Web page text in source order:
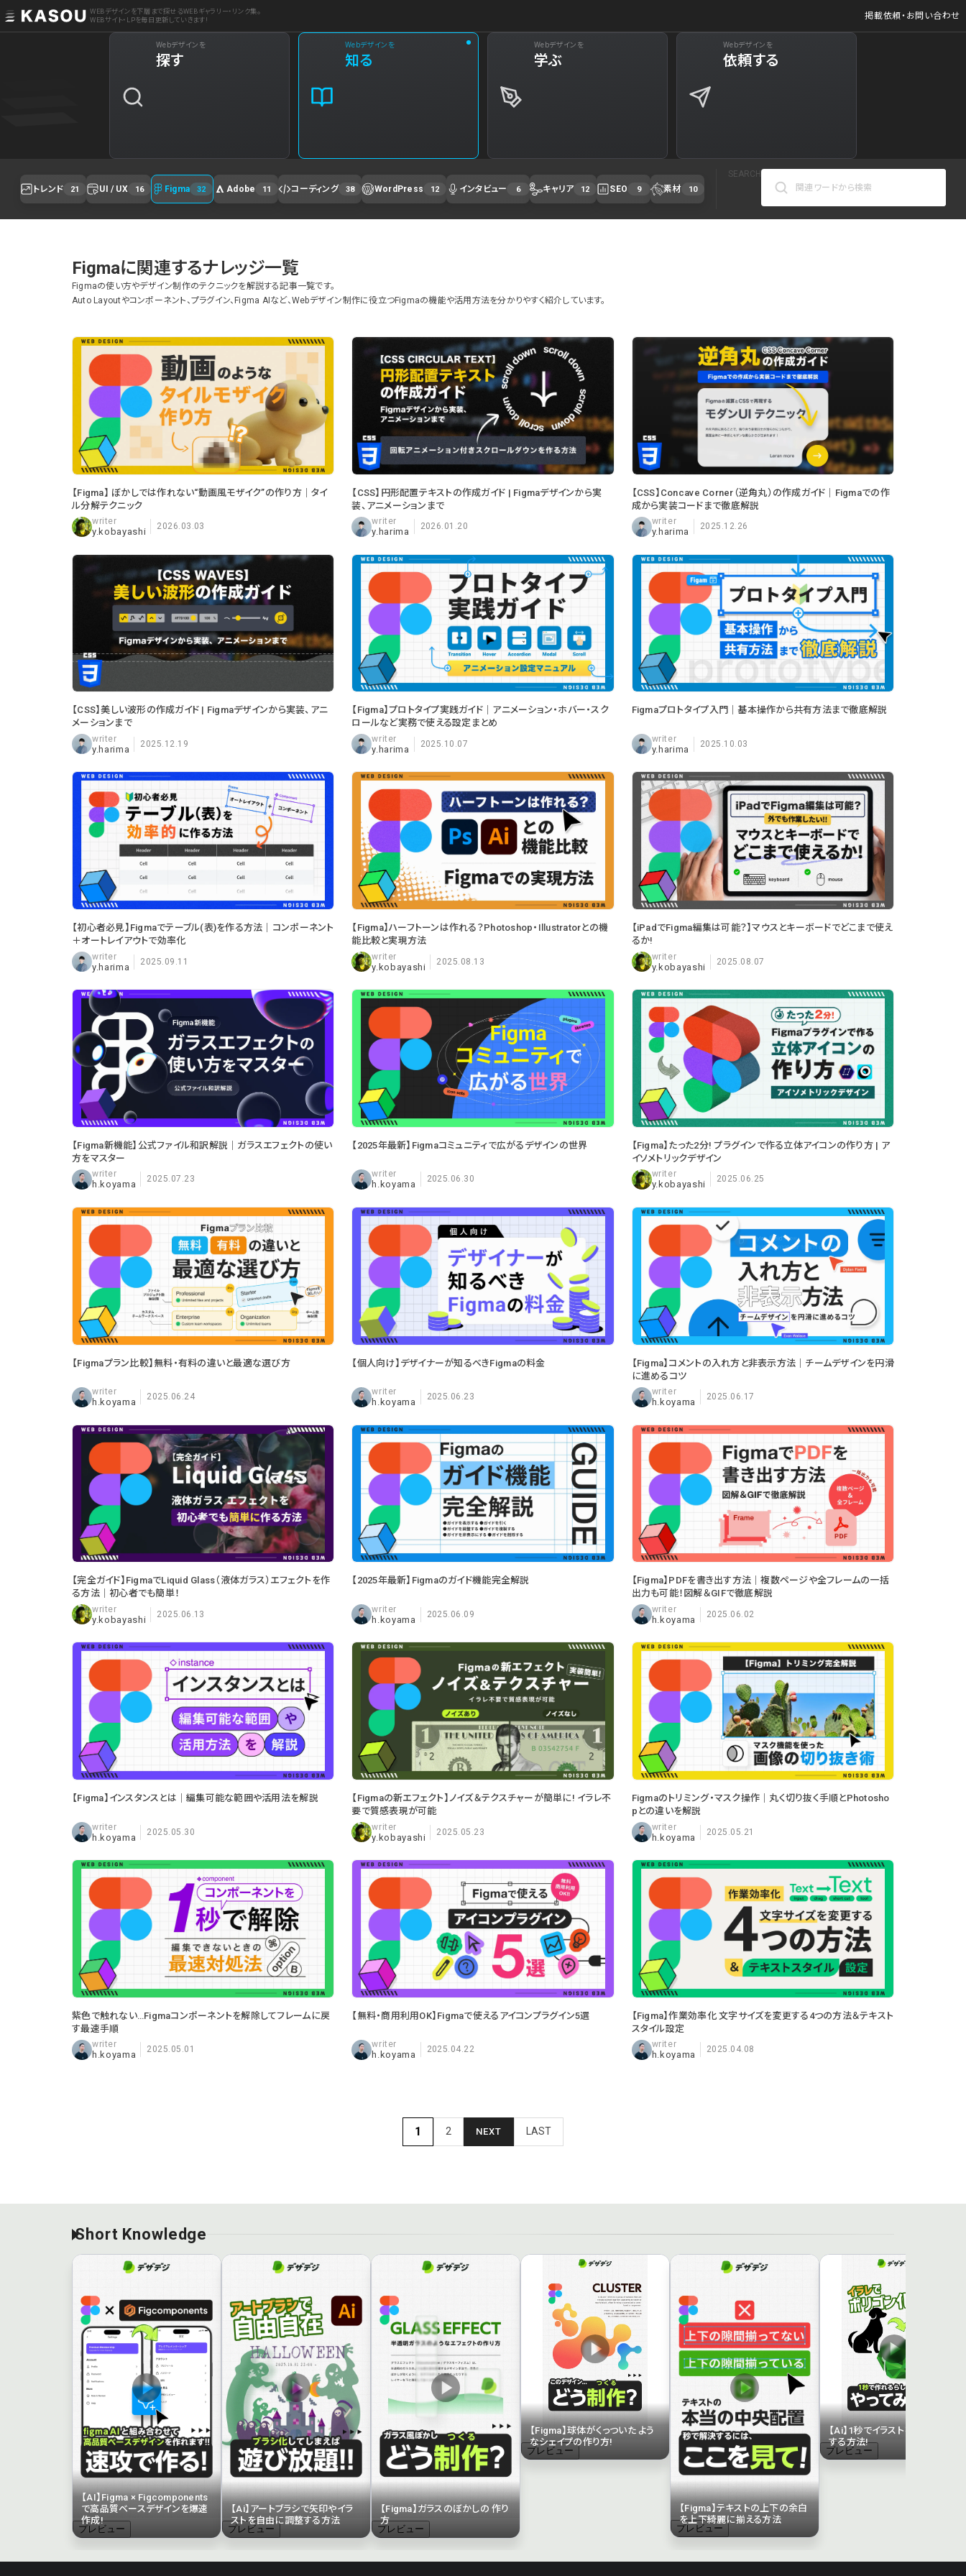
WEBデザインを下層まで探せるWEBギャラリー・リンク集。
WEBサイト・LPを毎日更新していきます! 掲載依頼・お問い合わせ
Webデザインを
探す
Webデザインを
知る
Webデザインを
学ぶ
Webデザインを
依頼する
トレンド 21 UI / UX 16 Figma 32 Adobe 11 コーディング 38 WordPress 12 インタビュー 6 キャリア 12 SEO 9 素材 10
SEARCH
Figmaに関連するナレッジ一覧
Figmaの使い方やデザイン制作のテクニックを解説する記事一覧です。
Auto Layoutやコンポーネント、プラグイン、Figma AIなど、Webデザイン制作に役立つFigmaの機能や活用方法を分かりやすく紹介しています。
【Figma】 ぼかしでは作れない“動画風モザイク”の作り方｜タイ
ル分解テクニック
y.kobayashi 2026.03.03
【CSS】円形配置テキストの作成ガイド | Figmaデザインから実
装、アニメーションまで
y.harima 2026.01.20
【CSS】Concave Corner（逆角丸）の作成ガイド｜Figmaでの作
成から実装コードまで徹底解説
y.harima 2025.12.26
【CSS】美しい波形の作成ガイド | Figmaデザインから実装、アニ
メーションまで
y.harima 2025.12.19
【Figma】プロトタイプ実践ガイド｜アニメーション・ホバー・スク
ロールなど実務で使える設定まとめ
y.harima 2025.10.07
Figmaプロトタイプ入門｜基本操作から共有方法まで徹底解説
y.harima 2025.10.03
【初心者必見】Figmaでテーブル(表)を作る方法｜コンポーネント
＋オートレイアウトで効率化
y.harima 2025.09.11
【Figma】ハーフトーンは作れる？Photoshop・Illustratorとの機
能比較と実現方法
y.kobayashi 2025.08.13
【iPadでFigma編集は可能？】マウスとキーボードでどこまで使え
るか!
y.kobayashi 2025.08.07
【Figma新機能】公式ファイル和訳解説｜ガラスエフェクトの使い
方をマスター
h.koyama 2025.07.23
【2025年最新】Figmaコミュニティで広がるデザインの世界
h.koyama 2025.06.30
【Figma】たった2分! プラグインで作る立体アイコンの作り方 | ア
イソメトリックデザイン
y.kobayashi 2025.06.25
【Figmaプラン比較】無料・有料の違いと最適な選び方
h.koyama 2025.06.24
【個人向け】デザイナーが知るべきFigmaの料金
h.koyama 2025.06.23
【Figma】コメントの入れ方と非表示方法｜チームデザインを円滑
に進めるコツ
h.koyama 2025.06.17
【完全ガイド】FigmaでLiquid Glass（液体ガラス）エフェクトを作
る方法｜初心者でも簡単！
y.kobayashi 2025.06.13
【2025年最新】Figmaのガイド機能完全解説
h.koyama 2025.06.09
【Figma】PDFを書き出す方法｜複数ページや全フレームの一括
出力も可能！図解＆GIFで徹底解説
h.koyama 2025.06.02
【Figma】インスタンスとは｜編集可能な範囲や活用法を解説
h.koyama 2025.05.30
【Figmaの新エフェクト】ノイズ＆テクスチャーが簡単に! イラレ不
要で質感表現が可能
y.kobayashi 2025.05.23
Figmaのトリミング・マスク操作｜丸く切り抜く手順とPhotosho
pとの違いを解説
h.koyama 2025.05.21
紫色で触れない…Figmaコンポーネントを解除してフレームに戻
す最速手順
h.koyama 2025.05.01
【無料・商用利用OK】Figmaで使えるアイコンプラグイン5選
h.koyama 2025.04.22
【Figma】作業効率化 文字サイズを変更する4つの方法＆テキスト
スタイル設定
h.koyama 2025.04.08
1 2 LAST
Short Knowledge
【AI】Figma × Figcomponents
で高品質ベースデザインを爆速
作成!
プレビュー
【Ai】アートブラシで矢印やイラ
ストを自由に調整する方法
プレビュー
【Figma】ガラスのぼかしの 作り
方
プレビュー
【Figma】球体がくっついた よう
なシェイプの作り方!
プレビュー
【Figma】テキストの上下の余白
を上下綺麗に揃える方法
プレビュー
【Ai】1秒でイラストをポリゴン化
する方法!
プレビュー